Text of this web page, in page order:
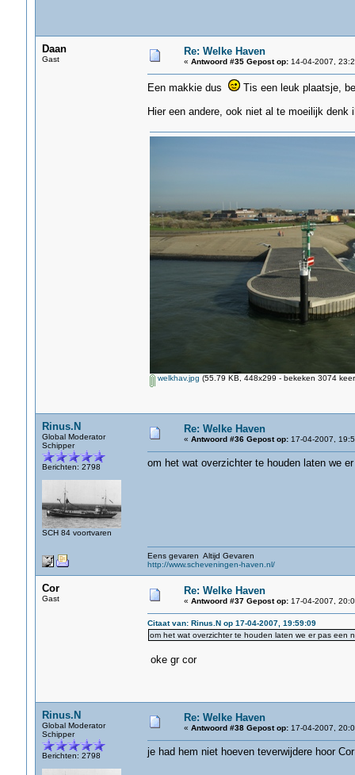
Daan
Gast
Re: Welke Haven
« Antwoord #35 Gepost op:14-04-2007,
Een makkie dus
Tis een leuk plaatsje,
Hier een andere, ook niet al te moeilijk denk
welkhav.jpg (55.79 KB, 448x299 - bekeken 3074
Rinus.N
Global Moderator
Schipper
Berichten: 2798
SCH 84 voortvaren
Re: Welke Haven
« Antwoord #36 Gepost op:17-04-2007,
om het wat overzichter te houden laten we
Eens gevaren Altijd Gevaren
http://www.scheveningen-haven.nl/
Cor
Gast
Re: Welke Haven
« Antwoord #37 Gepost op:17-04-2007,
Citaat van: Rinus.N op 17-04-2007, 19:59:09
om het wat overzichter te houden laten we er pas een
oke gr cor
Rinus.N
Global Moderator
Schipper
Berichten: 2798
Re: Welke Haven
« Antwoord #38 Gepost op:17-04-2007,
je had hem niet hoeven teverwijdere hoor